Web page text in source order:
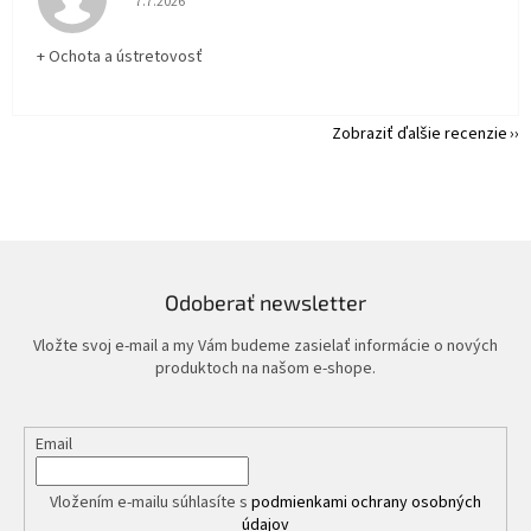
+ Ochota a ústretovosť
Zobraziť ďalšie recenzie
Odoberať newsletter
Vložte svoj e-mail a my Vám budeme zasielať informácie o nových
produktoch na našom e-shope.
Email
Vložením e-mailu súhlasíte s podmienkami ochrany osobných
údajov